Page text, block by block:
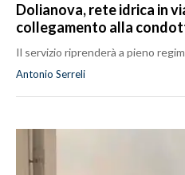
Dolianova, rete idrica in
collegamento alla
Il servizio riprenderà a pieno
Antonio Serreli